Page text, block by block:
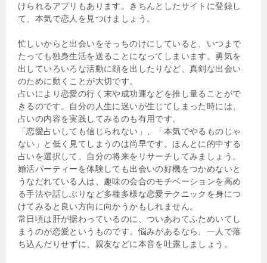
けられるアプリもあります。きちんとしたサイトに登録し
て、本気で恋人を見つけましょう。
忙しいからと出会いをそっちのけにしていると、いつまで
たっても独身生活を送ることになってしまいます。勇気を
出していろいろな活動に顔を出したりなど、真剣な出会い
のために動くことが大切です。
占いにより恋愛の行く末や成功運などを推し量ることがで
きるのです。自分の人生に迷いが生じてしまった時には、
占いの内容を実践してみるのも有用です。
「恋愛占いしても信じられない」、「本気でやるものじゃ
ない」と低く見てしまうのは尚早です。ほんとに的中する
占いを選択して、自分の将来をリサーチしてみましょう。
婚活パーティーを体験しても出会いの好機をつかめないと
うなだれている人は、趣味の会合のモチベーションを高め
る手法や話しぶりなど多種多様な恋愛テクニックを身につ
けてみると良い方向に向かうかもしれません。
常日頃は肝が据わっているのに、ついあわてふためいてし
まうのが恋愛というものです。悩みがあるなら、一人で落
ち込んだりせずに、親友などに本音を吐露しましょう。